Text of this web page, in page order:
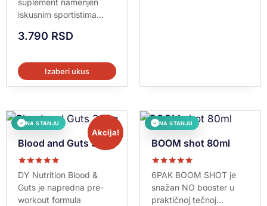
iskusnim sportistima...
3.790 RSD
Izaberi ukus
✓ NA STANJU
Akcija!
Blood and Guts 380g
Ocenjeno sa
5.00
od 5
DY Nutrition Blood &
Guts je napredna pre-
workout formula
✓ NA STANJU
BOOM shot 80ml
Ocenjeno sa
5.00
od 5
6PAK BOOM SHOT je
snažan NO booster u
praktičnoj tečnoj...